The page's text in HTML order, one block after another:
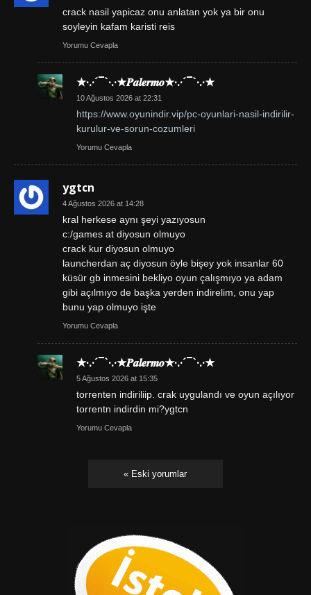
crack nasil yapicaz onu anlatan yok ya bir onu
soyleyin kafam karisti reis
Yorumu Cevapla
★·.·´¯`·.·★𝑷𝒂𝒍𝒆𝒓𝒎𝒐★·.·´¯`·.·★
10 Ağustos 2026 at 22:31
https://www.oyunindir.vip/pc-oyunlari-nasil-indirilir-
kurulur-ve-sorun-cozumleri
Yorumu Cevapla
ygtcn
4 Ağustos 2026 at 14:28
kral herkese aynı şeyi yazıyosun
c:/games at diyosun olmuyo
crack kur diyosun olmuyo
launcherdan aç diyosun öyle bişey yok insanlar 60
küsür gb inmesini bekliyo oyun çalışmıyo ya adam
gibi açılmıyo de başka yerden indirelim, onu yap
bunu yap olmuyo işte
Yorumu Cevapla
★·.·´¯`·.·★𝑷𝒂𝒍𝒆𝒓𝒎𝒐★·.·´¯`·.·★
5 Ağustos 2026 at 15:35
torrenten indiriliip. crak uygulandı ve oyun açılıyor
torrentn indirdin mi?ygtcn
Yorumu Cevapla
« Eski yorumlar